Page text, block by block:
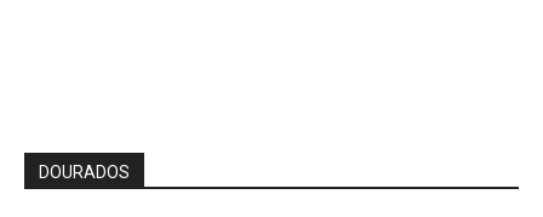
DOURADOS